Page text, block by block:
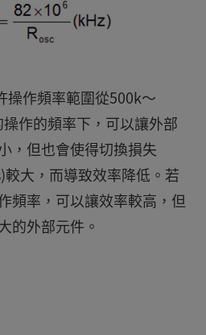
操作頻率範圍從500k～
作的頻率下，可以讓外部
，但也會使得切換損失
大，而導致效率降低。若
頻率，可以讓效率較高，但
的外部元件。